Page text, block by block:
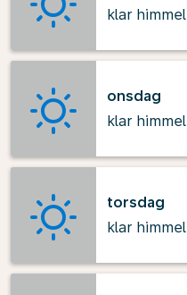
klar himmel
onsdag
klar himmel
torsdag
klar himmel